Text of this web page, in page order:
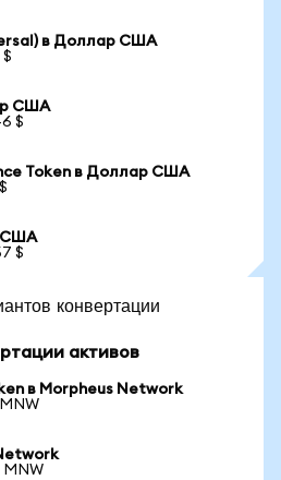
в Доллар США
$
США
$
Token в Доллар США
США
$
конвертации
активов
в Morpheus Network
MNW